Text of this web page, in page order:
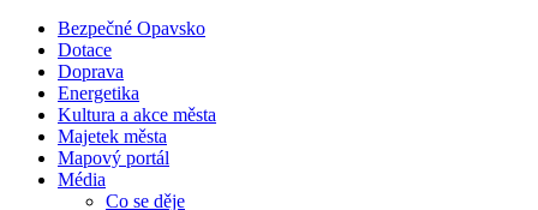
Bezpečné Opavsko
Dotace
Doprava
Energetika
Kultura a akce města
Majetek města
Mapový portál
Média
Co se děje